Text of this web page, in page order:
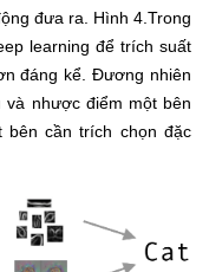
đưa ra. Hình 4.Trong
learning để trích suất
đáng kể. Đương nhiên
nhược điểm một bên
bên cần trích chọn đặc